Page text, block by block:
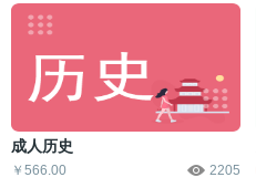
成人历史
￥566.00 2205